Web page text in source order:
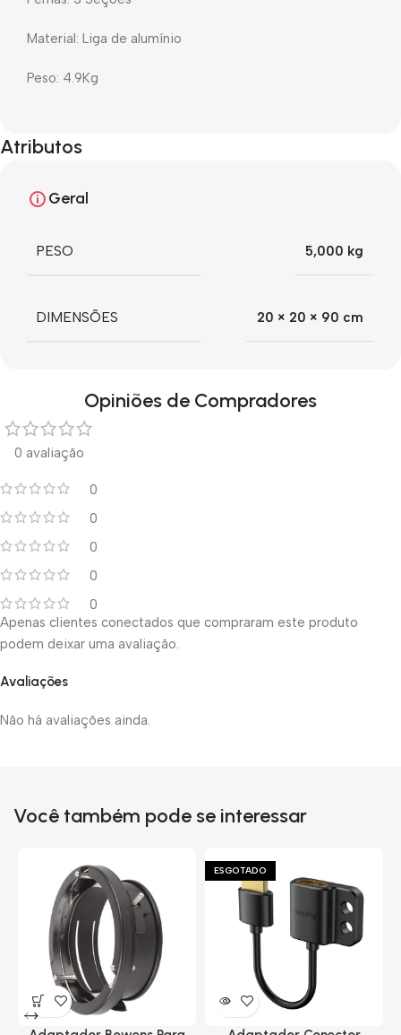
Material: Liga de alumínio
Peso: 4.9Kg
Atributos
Geral
PESO 5,000 kg
DIMENSÕES 20 × 20 × 90 cm
Opiniões de Compradores
0 avaliação
0
0
0
0
0
Avaliações
Não há avaliações ainda.
Apenas clientes conectados que compraram este produto
podem deixar uma avaliação.
Você também pode se interessar
ESGOTADO